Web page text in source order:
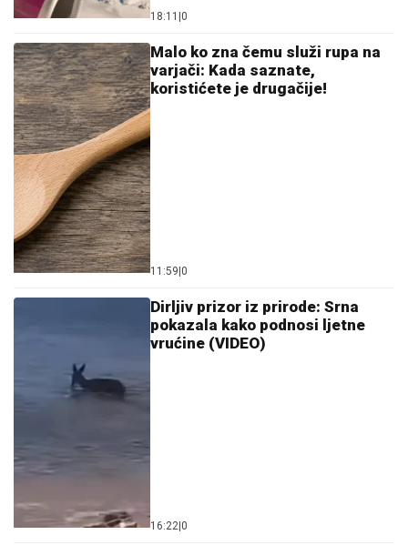
18:11 0
Malo ko zna čemu služi rupa na
varjači: Kada saznate,
koristićete je drugačije!
11:59 0
Dirljiv prizor iz prirode: Srna
pokazala kako podnosi ljetne
vrućine (VIDEO)
16:22 0